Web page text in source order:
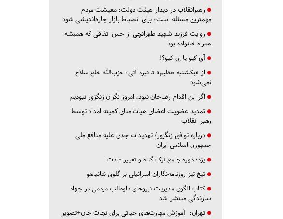
رهبرانقلاب در دیدار هیئت دولت: معیشت مردم
مهمترین مسئله است؛ برای انضباط بازار چاره‌اندیشی شود
روایت فرزند شهید طهرانچی از حس اتفاقی که همیشه
همراه خانواده بود
آي كيو يا اِي كيو؟!
از «یکشنبه عظیم» تا نبرد آتی؛ حزب‌الله خلع سلاح
نمی‌شود
اگر این اقدام رضاخان نبود، امروز نگران زنگزور نبودیم
تمدید عضویت اعضای هیات‌امنای کمیته امداد توسط
رهبر انقلاب
درباره توافق زنگزور/ تهدیدات جدی علیه منافع ملی
جمهوری اسلامی ایران
یزد: دوره جامع ترک گناه و تغییر عادت
تیغ تیز روزنامه‌نگاران اسرائیلی بر گلوی نتانیاهو
کتاب الگوی مدیریت نیروهای داوطلب مردمی در جهاد
سازندگی منتشر شد
تهران: آموزش مهارت‌های حیاتی برای نجات جان+تصویر